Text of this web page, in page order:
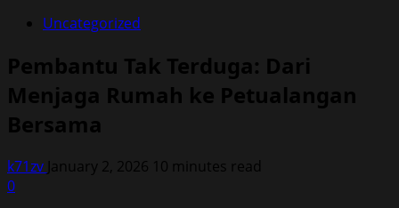
Uncategorized
Pembantu Tak Terduga: Dari
Menjaga Rumah ke Petualangan
Bersama
k71zv January 2, 2026 10 minutes read
0